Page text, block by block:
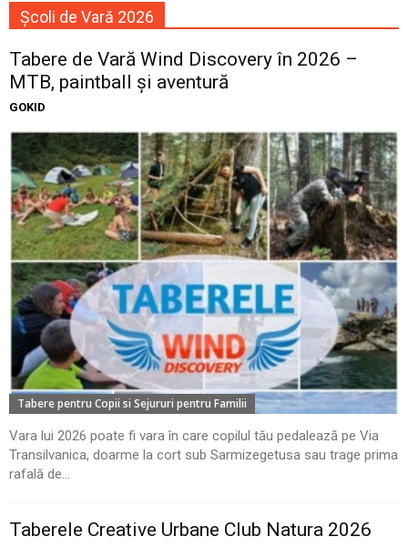
Școli de Vară 2026
Tabere de Vară Wind Discovery în 2026 –
MTB, paintball și aventură
GOKID
Tabere pentru Copii si Sejururi pentru Familii
Vara lui 2026 poate fi vara în care copilul tău pedalează pe Via
Transilvanica, doarme la cort sub Sarmizegetusa sau trage prima
rafală de...
Taberele Creative Urbane Club Natura 2026